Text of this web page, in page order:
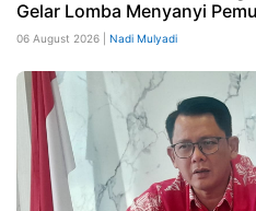
Gelar Lomba Menyanyi
06 August 2026 | Nadi Mulyadi